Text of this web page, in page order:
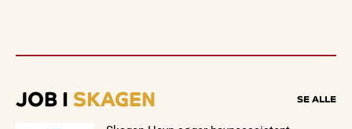
JOB I SKAGEN SE ALLE